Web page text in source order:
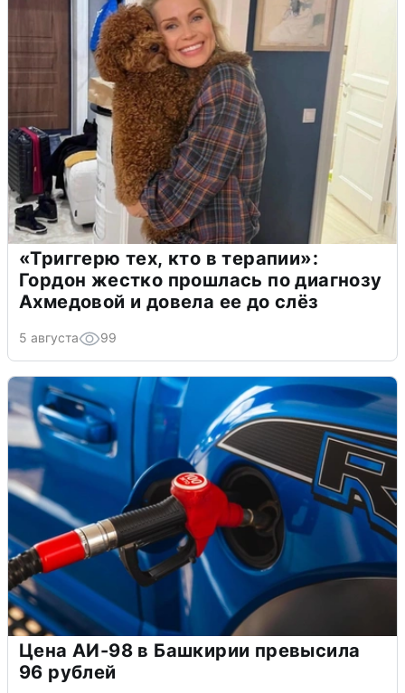
«Триггерю тех, кто в терапии»:
Гордон жестко прошлась по диагнозу
Ахмедовой и довела ее до слёз
5 августа 99
Цена АИ-98 в Башкирии превысила
96 рублей